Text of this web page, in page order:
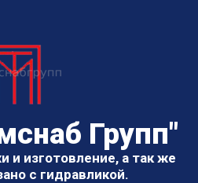
Групп"
и изготовление, а так же
с гидравликой.